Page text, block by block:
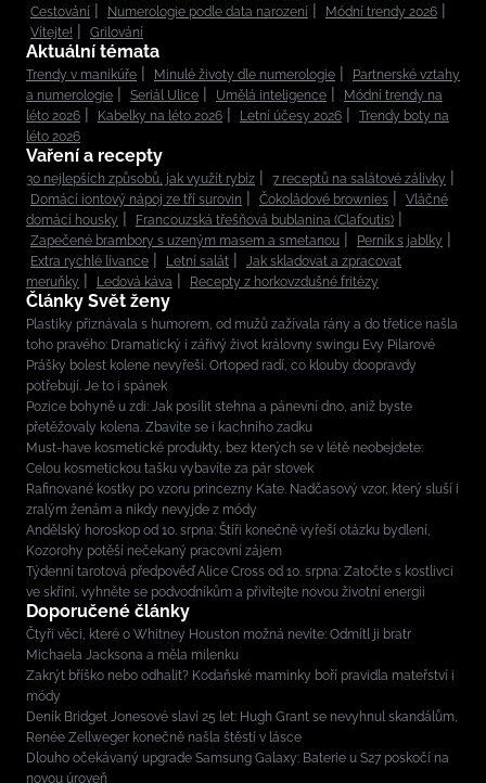
Cestování
Numerologie podle data narození
Módní trendy 2026
Vítejte!
Grilování
Aktuální témata
Trendy v manikúře Minulé životy dle numerologie
Partnerské vztahy
a numerologie
Seriál Ulice Umělá inteligence
Módní trendy na
léto 2026
Kabelky na léto 2026 Letní účesy 2026
Trendy boty na
léto 2026
Vaření a recepty
30 nejlepších způsobů, jak využít rybíz
7 receptů na salátové zálivky
Domácí iontový nápoj ze tří surovin
Čokoládové brownies
Vláčné
domácí housky
Francouzská třešňová bublanina (Clafoutis)
Zapečené brambory s uzeným masem a smetanou
Perník s jablky
Extra rychlé lívance
Letní salát
Jak skladovat a zpracovat
meruňky
Ledová káva Recepty z horkovzdušné fritézy
Články Svět ženy
Plastiky přiznávala s humorem, od mužů zažívala rány a do třetice našla
toho pravého: Dramatický i zářivý život královny swingu Evy Pilarové
Prášky bolest kolene nevyřeší. Ortoped radí, co klouby doopravdy
potřebují. Je to i spánek
Pozice bohyně u zdi: Jak posílit stehna a pánevní dno, aniž byste
přetěžovaly kolena. Zbavíte se i kachního zadku
Must-have kosmetické produkty, bez kterých se v létě neobejdete:
Celou kosmetickou tašku vybavíte za pár stovek
Rafinované kostky po vzoru princezny Kate. Nadčasový vzor, který sluší i
zralým ženám a nikdy nevyjde z módy
Andělský horoskop od 10. srpna: Štíři konečně vyřeší otázku bydlení,
Kozorohy potěší nečekaný pracovní zájem
Týdenní tarotová předpověď Alice Cross od 10. srpna: Zatočte s kostlivci
ve skříni, vyhněte se podvodníkům a přivítejte novou životní energii
Doporučené články
Čtyři věci, které o Whitney Houston možná nevíte: Odmítl ji bratr
Michaela Jacksona a měla milenku
Zakrýt bříško nebo odhalit? Kodaňské maminky boří pravidla mateřství i
módy
Deník Bridget Jonesové slaví 25 let: Hugh Grant se nevyhnul skandálům,
Renée Zellweger konečně našla štěstí v lásce
Dlouho očekávaný upgrade Samsung Galaxy: Baterie u S27 poskočí na
novou úroveň